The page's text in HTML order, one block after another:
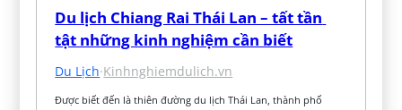
Du lịch Chiang Rai Thái Lan – tất tần
tật những kinh nghiệm cần biết
Du Lịch·Kinhnghiemdulich.vn
Được biết đến là thiên đường du lịch Thái Lan, thành phố